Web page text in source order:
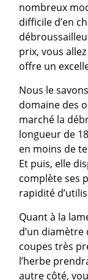
nombreux
difficile d’en
prix, vous
offre un
Nous le
domaine des
marché la
longueur de
en moins de
Et puis, elle
complète ses
rapidité
Quant à la
d’un
coupes très
l’herbe
autre côté,